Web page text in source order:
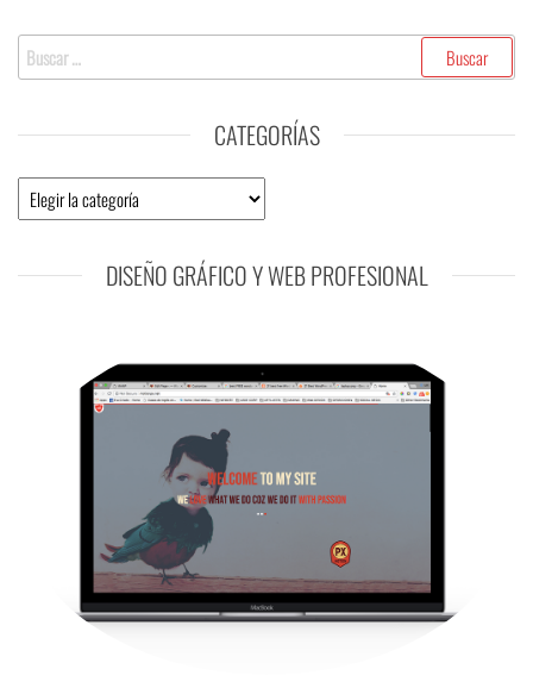
Buscar:
CATEGORÍAS
Categorías
DISEÑO GRÁFICO Y WEB PROFESIONAL